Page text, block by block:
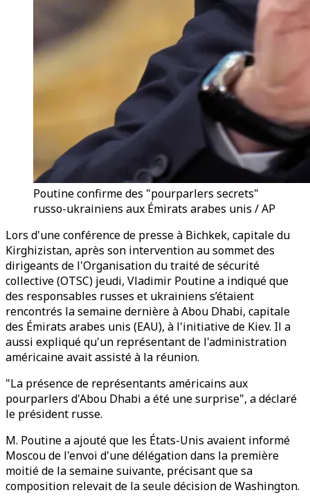
Poutine confirme des "pourparlers secrets"
russo-ukrainiens aux Émirats arabes unis / AP
Lors d'une conférence de presse à Bichkek, capitale du
Kirghizistan, après son intervention au sommet des
dirigeants de l'Organisation du traité de sécurité
collective (OTSC) jeudi, Vladimir Poutine a indiqué que
des responsables russes et ukrainiens s’étaient
rencontrés la semaine dernière à Abou Dhabi, capitale
des Émirats arabes unis (EAU), à l'initiative de Kiev. Il a
aussi expliqué qu'un représentant de l'administration
américaine avait assisté à la réunion.
"La présence de représentants américains aux
pourparlers d'Abou Dhabi a été une surprise", a déclaré
le président russe.
M. Poutine a ajouté que les États-Unis avaient informé
Moscou de l'envoi d'une délégation dans la première
moitié de la semaine suivante, précisant que sa
composition relevait de la seule décision de Washington.